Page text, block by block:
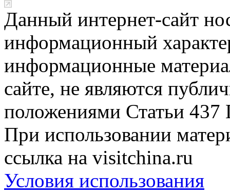
Данный интернет-сайт
информационный
информационные
сайте, не являются
положениями Статьи 437
При использовании
ссылка на visitchina.ru
Условия использования